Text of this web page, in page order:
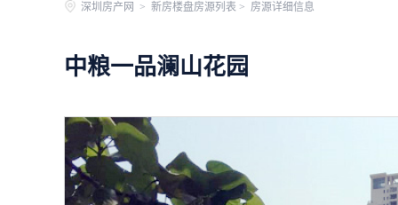
深圳房产网 > 新房楼盘房源列表 > 房源详细信息
中粮一品澜山花园